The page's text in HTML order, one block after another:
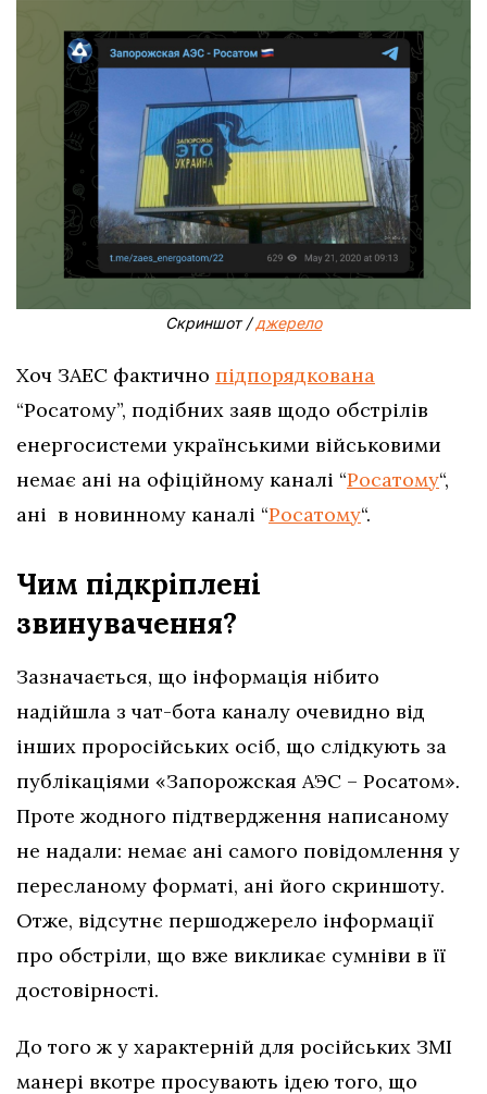
Скриншот /джерело
Хоч ЗАЕС фактично підпорядкована
“Росатому”, подібних заяв щодо обстрілів
енергосистеми українськими військовими
немає ані на офіційному каналі “Росатому“,
ані в новинному каналі “Росатому“.
Чим підкріплені
звинувачення?
Зазначається, що інформація нібито
надійшла з чат-бота каналу очевидно від
інших проросійських осіб, що слідкують за
публікаціями «Запорожская АЭС – Росатом».
Проте жодного підтвердження написаному
не надали: немає ані самого повідомлення у
пересланому форматі, ані його скриншоту.
Отже, відсутнє першоджерело інформації
про обстріли, що вже викликає сумніви в її
достовірності.
До того ж у характерній для російських ЗМІ
манері вкотре просувають ідею того, що